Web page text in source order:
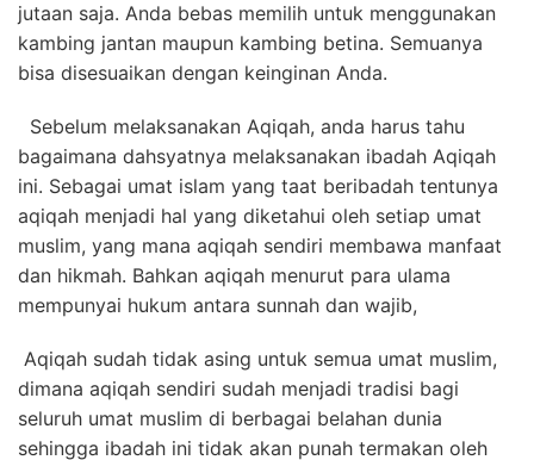
jutaan saja. Anda bebas memilih untuk menggunakan
kambing jantan maupun kambing betina. Semuanya
bisa disesuaikan dengan keinginan Anda.
Sebelum melaksanakan Aqiqah, anda harus tahu
bagaimana dahsyatnya melaksanakan ibadah Aqiqah
ini. Sebagai umat islam yang taat beribadah tentunya
aqiqah menjadi hal yang diketahui oleh setiap umat
muslim, yang mana aqiqah sendiri membawa manfaat
dan hikmah. Bahkan aqiqah menurut para ulama
mempunyai hukum antara sunnah dan wajib,
Aqiqah sudah tidak asing untuk semua umat muslim,
dimana aqiqah sendiri sudah menjadi tradisi bagi
seluruh umat muslim di berbagai belahan dunia
sehingga ibadah ini tidak akan punah termakan oleh